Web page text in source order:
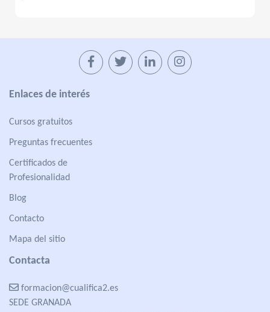
Enlaces de interés
Cursos gratuitos
Preguntas frecuentes
Certificados de
Profesionalidad
Blog
Contacto
Mapa del sitio
Contacta
formacion@cualifica2.es
SEDE GRANADA